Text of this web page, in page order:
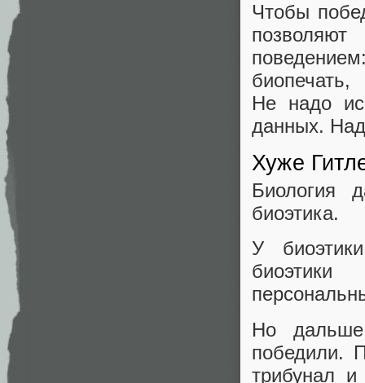
Чтобы
Не надо
данных.
Хуже
Биология
биоэтика.
У
биоэтики
Но дальше
победили.
трибунал